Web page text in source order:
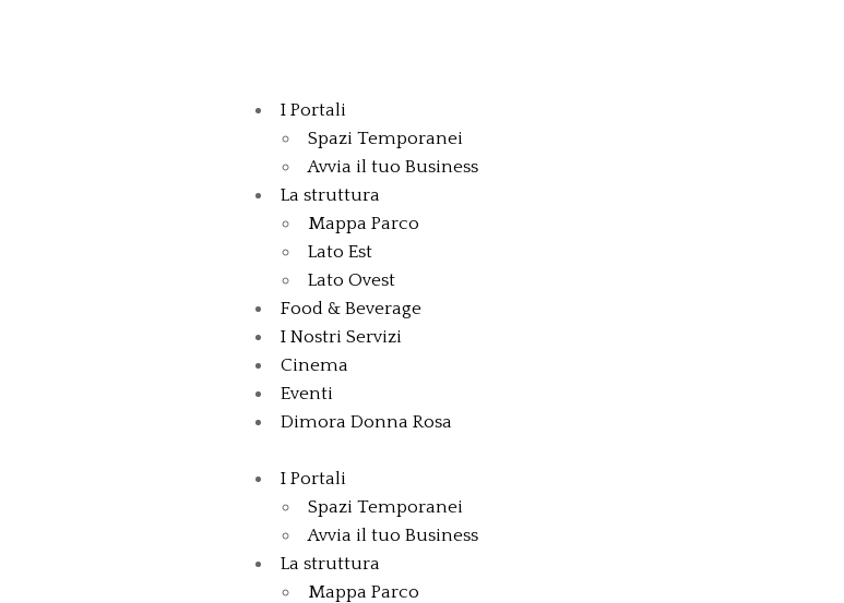
I Portali
Spazi Temporanei
Avvia il tuo Business
La struttura
Mappa Parco
Lato Est
Lato Ovest
Food & Beverage
I Nostri Servizi
Cinema
Eventi
Dimora Donna Rosa
I Portali
Spazi Temporanei
Avvia il tuo Business
La struttura
Mappa Parco